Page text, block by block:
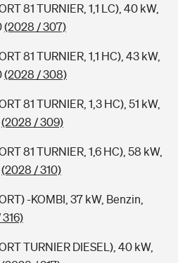
81 TURNIER, 1,1 LC), 40 kW,
(2028 / 307)
81 TURNIER, 1,1 HC), 43 kW,
(2028 / 308)
81 TURNIER, 1,3 HC), 51 kW,
(2028 / 309)
81 TURNIER, 1,6 HC), 58 kW,
(2028 / 310)
-KOMBI, 37 kW, Benzin,
TURNIER DIESEL), 40 kW,